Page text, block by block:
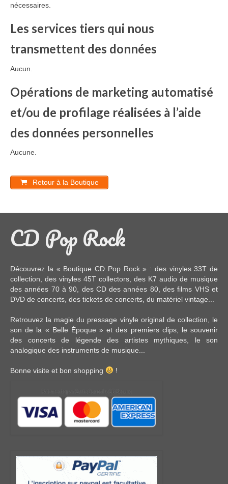
nécessaires.
Les services tiers qui nous
transmettent des données
Aucun.
Opérations de marketing automatisé
et/ou de profilage réalisées à l’aide
des données personnelles
Aucune.
Retour à la Boutique
CD Pop Rock
Découvrez la « Boutique CD Pop Rock » : des vinyles 33T de
collection, des vinyles 45T collectors, des K7 audio de musique
des années 70 à 90, des CDdes années 80, desfilms VHS et
DVD de concerts, des tickets de concerts , du matériel vintage
Retrouvez la magie du pressage vinyle original de collection, le
son de la « Belle Époque » et des premiers clips, le souvenir
des concerts de légende des artistes mythiques, le son
analogique des instruments de musique...
Bonne visite et bon shopping !